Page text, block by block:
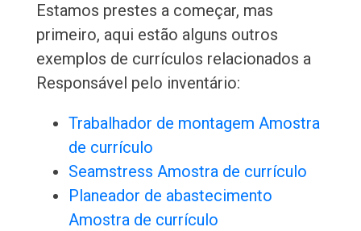
Estamos prestes a começar, mas
primeiro, aqui estão alguns outros
exemplos de currículos relacionados a
Responsável pelo inventário:
Trabalhador de montagem Amostra
de currículo
Seamstress Amostra de currículo
Planeador de abastecimento
Amostra de currículo